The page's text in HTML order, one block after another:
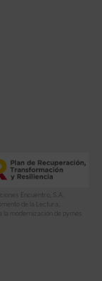
Encuentro, S.A.
de la Lectura,
modernización de pymes